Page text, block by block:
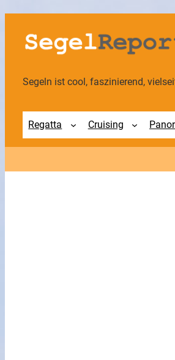
Zum
Inhalt
springen
Segeln ist cool, faszinierend,
Regatta Cruising